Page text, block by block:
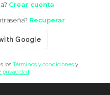
Crear cuenta
Recuperar
los Términos y condicionesy
privacidad